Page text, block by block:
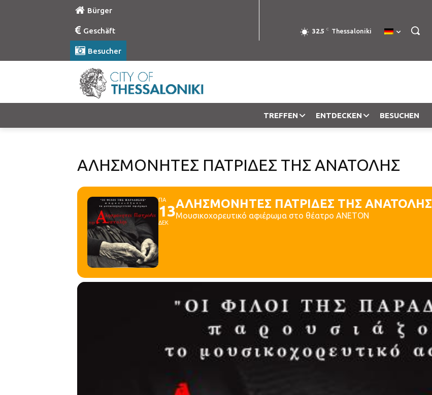
Bürger
Geschäft
Besucher
32.5 C Thessaloniki
TREFFEN ENTDECKEN BESUCHEN
ΑΛΗΣΜΟΝΗΤΕΣ ΠΑΤΡΙΔΕΣ ΤΗΣ ΑΝΑΤΟΛΗΣ
ΠΑ
13
ΔΕΚ
ΑΛΗΣΜΟΝΗΤΕΣ ΠΑΤΡΙΔΕΣ ΤΗΣ ΑΝΑΤΟΛΗΣ
Μουσικοχορευτικό αφιέρωμα στο θέατρο ΑΝΕΤΟΝ